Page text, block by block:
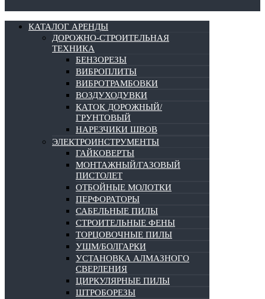
КАТАЛОГ АРЕНДЫ
ДОРОЖНО-СТРОИТЕЛЬНАЯ
ТЕХНИКА
БЕНЗОРЕЗЫ
ВИБРОПЛИТЫ
ВИБРОТРАМБОВКИ
ВОЗДУХОДУВКИ
КАТОК ДОРОЖНЫЙ/
ГРУНТОВЫЙ
НАРЕЗЧИКИ ШВОВ
ЭЛЕКТРОИНСТРУМЕНТЫ
ГАЙКОВЕРТЫ
МОНТАЖНЫЙ/ГАЗОВЫЙ
ПИСТОЛЕТ
ОТБОЙНЫЕ МОЛОТКИ
ПЕРФОРАТОРЫ
САБЕЛЬНЫЕ ПИЛЫ
СТРОИТЕЛЬНЫЕ ФЕНЫ
ТОРЦОВОЧНЫЕ ПИЛЫ
УШМ/БОЛГАРКИ
УСТАНОВКА АЛМАЗНОГО
СВЕРЛЕНИЯ
ЦИРКУЛЯРНЫЕ ПИЛЫ
ШТРОБОРЕЗЫ